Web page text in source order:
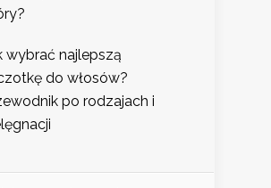
wybrać najlepszą
do włosów?
po rodzajach i